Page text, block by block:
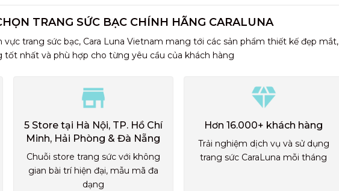
TRANG SỨC BẠC CHÍNH HÃNG CARALUNA
trang sức bạc, Cara Luna Vietnam mang tới các sản phẩm thiết kế đẹp mắt,
tốt nhất và phù hợp cho từng yêu cầu của khách hàng
5 Store tại Hà Nội, TP. Hồ Chí
Minh, Hải Phòng & Đà Nẵng
Chuỗi store trang sức với không
gian bài trí hiện đại, mẫu mã đa
dạng
Hơn 16.000+ khách hàng
Trải nghiệm dịch vụ và sử dụng
trang sức CaraLuna mỗi tháng